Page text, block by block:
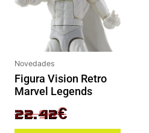
Novedades
Figura Vision Retro
Marvel Legends
29.90€
22.42€